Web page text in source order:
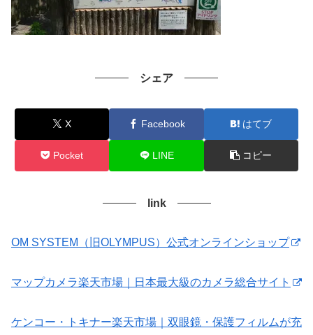
シェア
X Facebook はてブ
Pocket LINE コピー
link
OM SYSTEM（旧OLYMPUS）公式オンラインショップ
マップカメラ楽天市場｜日本最大級のカメラ総合サイト
ケンコー・トキナー楽天市場｜双眼鏡・保護フィルムが充